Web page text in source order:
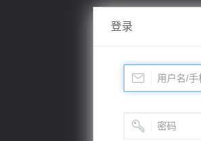
登录